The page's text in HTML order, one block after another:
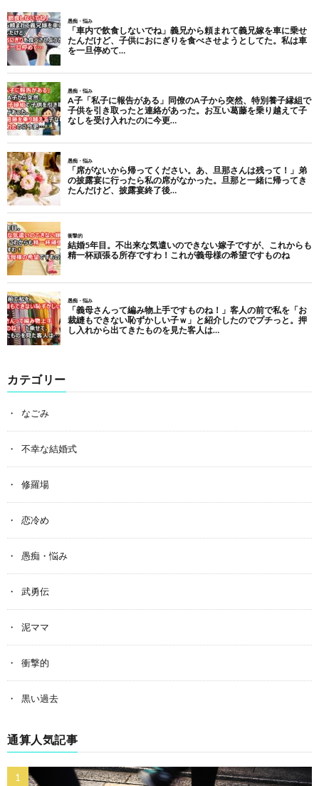
カテゴリー
なごみ
不幸な結婚式
修羅場
恋冷め
愚痴・悩み
武勇伝
泥ママ
衝撃的
黒い過去
通算人気記事